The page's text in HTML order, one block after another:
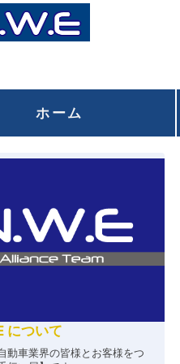
ホーム
について
動車業界の皆様とお客様をつ